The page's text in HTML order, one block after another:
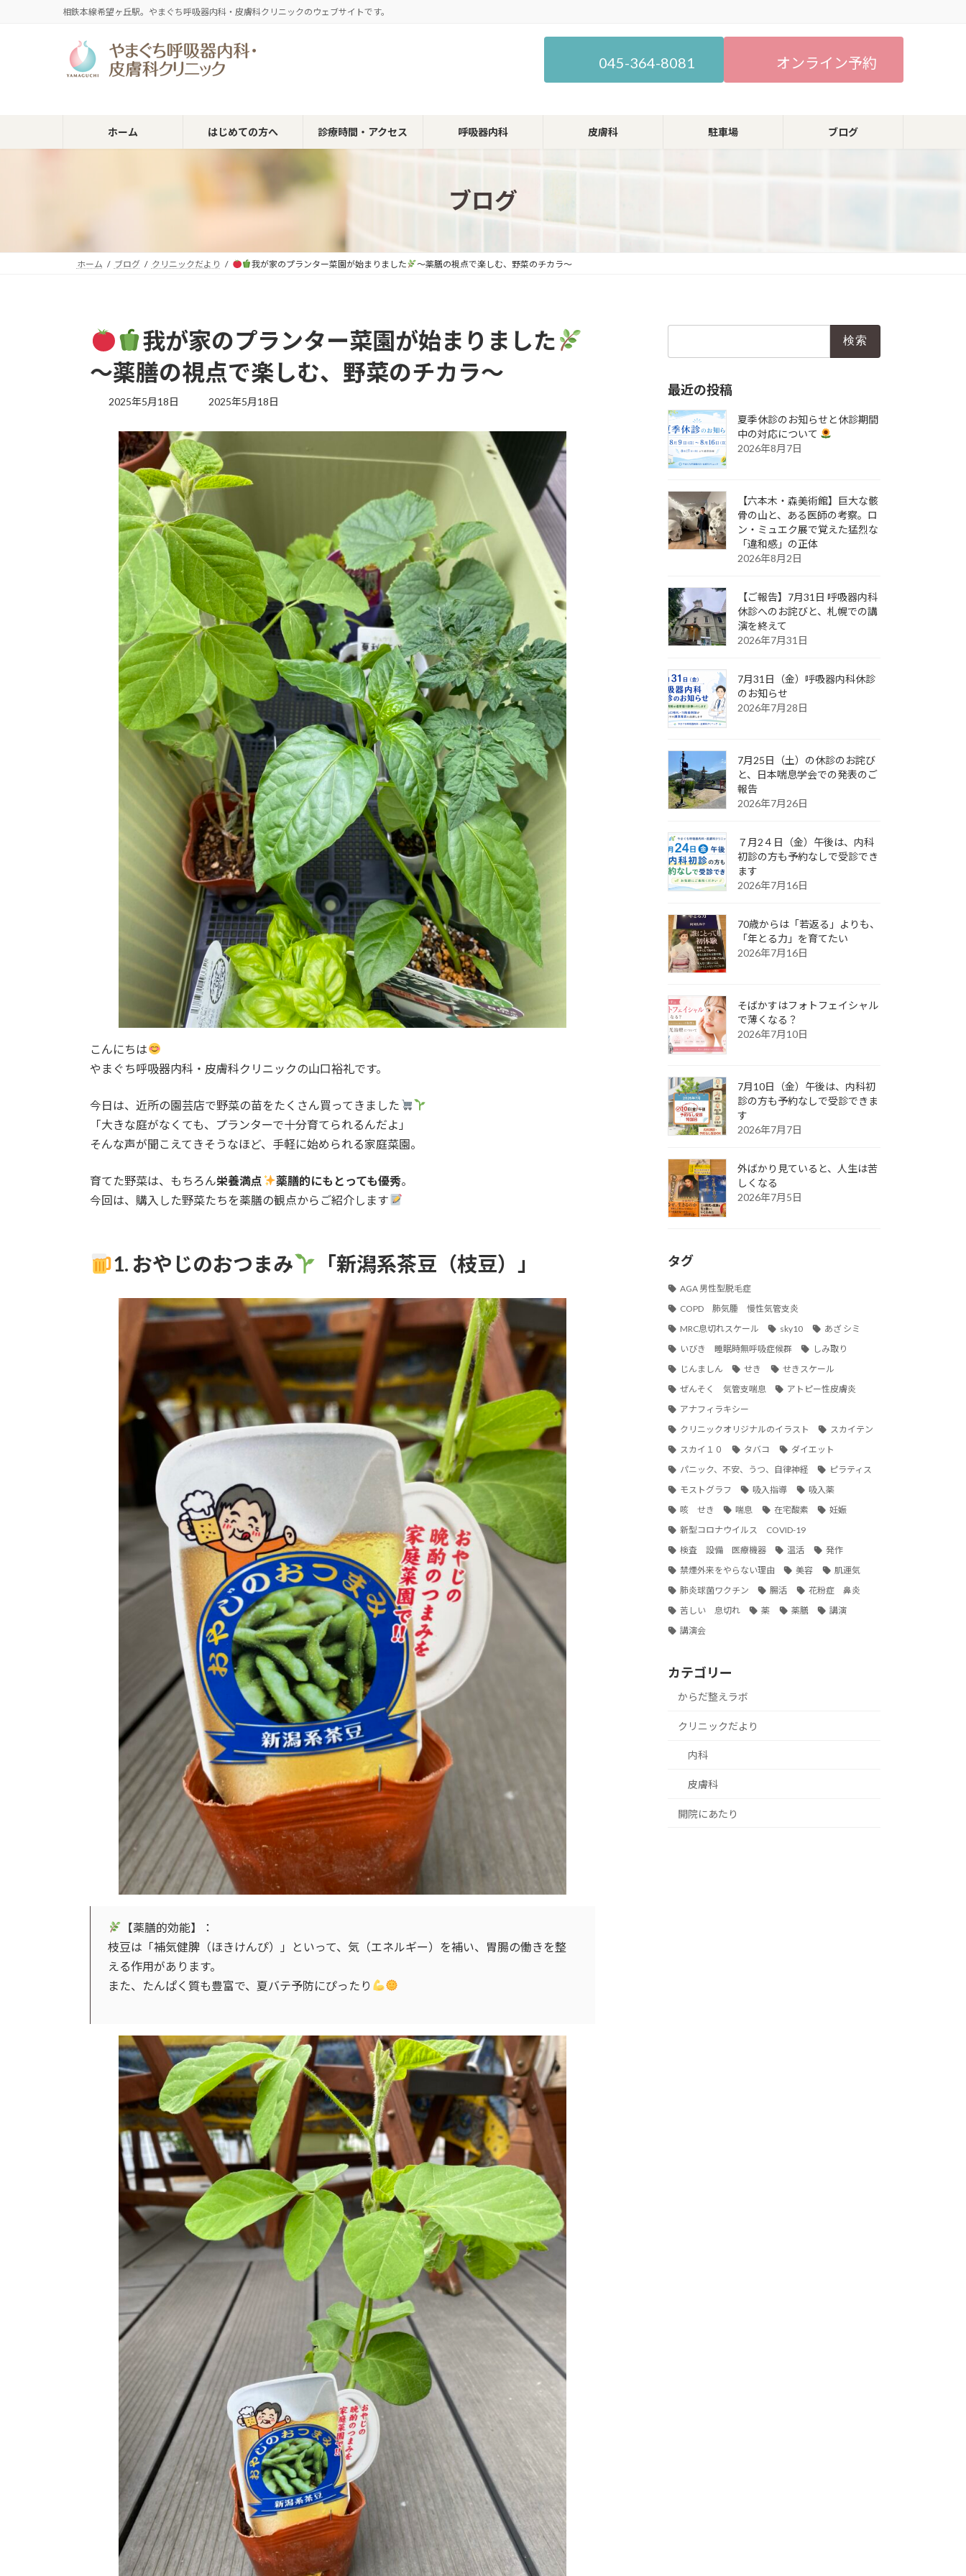
ッ
移
相鉄本線希望ヶ丘駅。やまぐち呼吸器内科・皮膚科クリニックのウェブサイトです。
045-364-8081 オンライン予約
ホーム はじめての方へ 診療時間・アクセス 呼吸器内科 皮膚科 駐車場 ブログ
ブログ
ホーム ブログ クリニックだより 我が家のプランター菜園が始まりました 〜薬膳の視点で楽しむ、野菜のチカラ〜
我が家のプランター菜園が始まりました
〜薬膳の視点で楽しむ、野菜のチカラ〜
2025年5月18日
最
更
新
日
時
:
2025年5月18日
こんにちは
やまぐち呼吸器内科・皮膚科クリニックの山口裕礼です。
今日は、近所の園芸店で野菜の苗をたくさん買ってきました
「大きな庭がなくても、プランターで十分育てられるんだよ」
そんな声が聞こえてきそうなほど、手軽に始められる家庭菜園。
育てた野菜は、もちろん栄養満点 薬膳的にもとっても優秀。
今回は、購入した野菜たちを薬膳の観点からご紹介します
1. おやじのおつまみ 「新潟系茶豆（枝豆）」
【薬膳的効能】：
枝豆は「補気健脾（ほきけんぴ）」といって、気（エネルギー）を補い、胃腸の働きを整
える作用があります。
また、たんぱく質も豊富で、夏バテ予防にぴったり
最近の投稿
夏季休診のお知らせと休診期間
中の対応について
2026年8月7日
【六本木・森美術館】巨大な骸
骨の山と、ある医師の考察。ロ
ン・ミュエク展で覚えた猛烈な
「違和感」の正体
2026年8月2日
【ご報告】7月31日 呼吸器内科
休診へのお詫びと、札幌での講
演を終えて
2026年7月31日
7月31日（金）呼吸器内科休診
のお知らせ
2026年7月28日
7月25日（土）の休診のお詫び
と、日本喘息学会での発表のご
報告
2026年7月26日
７月2４日（金）午後は、内科
初診の方も予約なしで受診でき
ます
2026年7月16日
70歳からは「若返る」よりも、
「年とる力」を育てたい
2026年7月16日
そばかすはフォトフェイシャル
で薄くなる？
2026年7月10日
7月10日（金）午後は、内科初
診の方も予約なしで受診できま
す
2026年7月7日
外ばかり見ていると、人生は苦
しくなる
2026年7月5日
タグ
AGA 男性型脱毛症
COPD 肺気腫 慢性気管支炎
MRC息切れスケール
sky10
あざ シミ
いびき 睡眠時無呼吸症候群
しみ取り
じんましん
せき
せきスケール
ぜんそく 気管支喘息
アトピー性皮膚炎
アナフィラキシー
クリニックオリジナルのイラスト
スカイテン
スカイ１０
タバコ
ダイエット
パニック、不安、うつ、自律神経
ピラティス
モストグラフ
吸入指導
吸入薬
咳 せき
喘息 在宅酸素
妊娠
新型コロナウイルス COVID-19
検査 設備 医療機器
温活
発作
禁煙外来をやらない理由
美容
肌運気
肺炎球菌ワクチン
腸活
花粉症 鼻炎
苦しい 息切れ
薬 薬膳
講演
講演会
カテゴリー
からだ整えラボ
クリニックだより
内科
皮膚科
開院にあたり